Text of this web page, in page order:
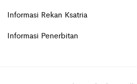
Informasi Rekan Ksatria
Informasi Penerbitan